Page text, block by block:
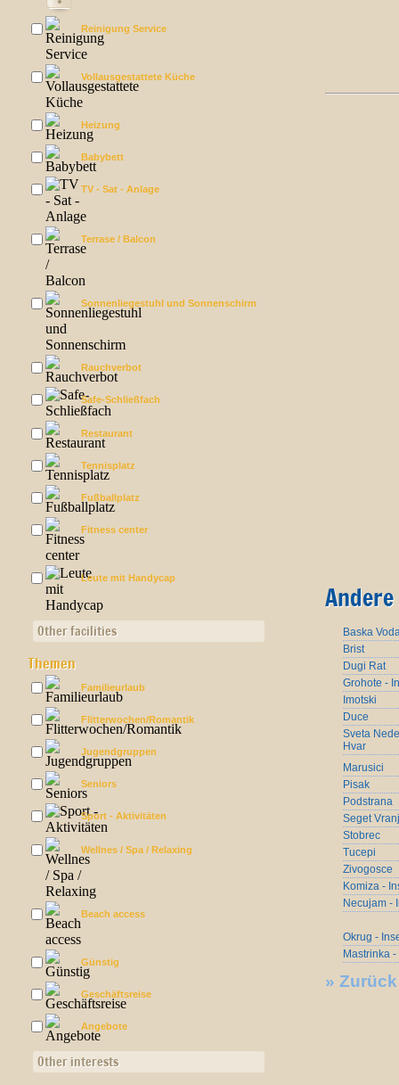
Reinigung Service
Vollausgestattete Küche
Heizung
Babybett
TV - Sat - Anlage
Terrase / Balcon
Sonnenliegestuhl und Sonnenschirm
Rauchverbot
Safe-Schließfach
Restaurant
Tennisplatz
Fußballplatz
Fitness center
Leute mit Handycap
Other facilities
Themen
Familieurlaub
Flitterwochen/Romantik
Jugendgruppen
Seniors
Sport - Aktivitäten
Wellnes / Spa / Relaxing
Beach access
Günstig
Geschäftsreise
Angebote
Other interests
Baska
Brist
Dugi Rat
Grohote -
Imotski
Duce
Sveta
Hvar
Marusici
Pisak
Podstrana
Seget
Stobrec
Tucepi
Zivogosce
Komiza -
Necujam -
Okrug -
Mastrinka
» Zurück